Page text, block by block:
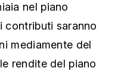
nel piano
contributi saranno
mediamente del
rendite del piano